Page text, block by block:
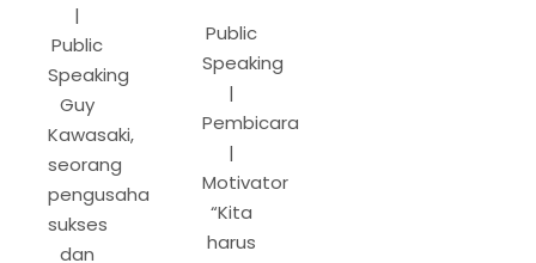
|
Public
Speaking
Guy
Kawasaki,
seorang
pengusaha
sukses
dan
Public
Speaking
|
Pembicara
|
Motivator
“Kita
harus